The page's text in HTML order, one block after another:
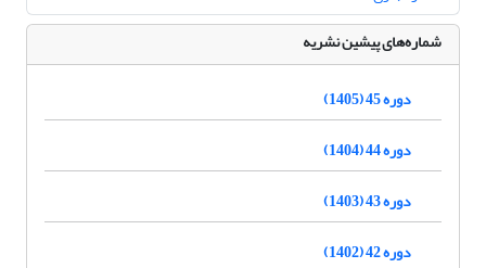
شماره‌های پیشین نشریه
دوره 45 (1405)
دوره 44 (1404)
دوره 43 (1403)
دوره 42 (1402)